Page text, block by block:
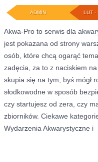
LUT -
ADMIN
Akwa-Pro to serwis dla
jest pokazana od strony
osób, które chcą ogarąć
zadęcia, za to z naciskiem
skupia się na tym, byś mógł
słodkowodne w sposób
czy startujesz od zera, czy
zbiorników. Ciekawe
Wydarzenia Akwarystyczne i